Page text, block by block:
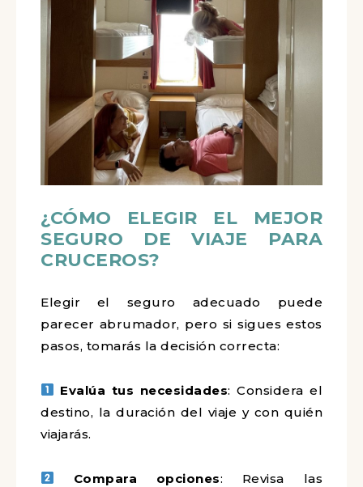
¿CÓMO ELEGIR EL MEJOR
SEGURO DE VIAJE PARA
CRUCEROS?
Elegir el seguro adecuado puede
parecer abrumador, pero si sigues estos
pasos, tomarás la decisión correcta:
Evalúa tus necesidades: Considera el
destino, la duración del viaje y con quién
viajarás.
Compara opciones: Revisa las